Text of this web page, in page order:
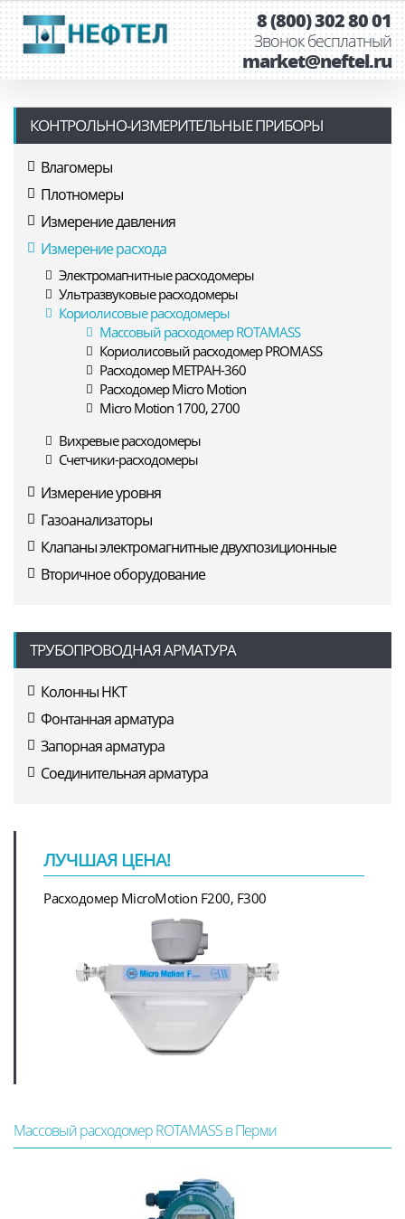
8 (800) 302 80 01
Звонок бесплатный
market@neftel.ru
КОНТРОЛЬНО-ИЗМЕРИТЕЛЬНЫЕ ПРИБОРЫ
Влагомеры
Плотномеры
Измерение давления
Измерение расхода
Электромагнитные расходомеры
Ультразвуковые расходомеры
Кориолисовые расходомеры
Массовый расходомер ROTAMASS
Кориолисовый расходомер PROMASS
Расходомер МЕТРАН-360
Расходомер Micro Motion
Micro Motion 1700, 2700
Вихревые расходомеры
Счетчики-расходомеры
Измерение уровня
Газоанализаторы
Клапаны электромагнитные двухпозиционные
Вторичное оборудование
ТРУБОПРОВОДНАЯ АРМАТУРА
Колонны НКТ
Фонтанная арматура
Запорная арматура
Соединительная арматура
ЛУЧШАЯ ЦЕНА!
Расходомер MicroMotion F200, F300
Массовый расходомер ROTAMASS в Перми